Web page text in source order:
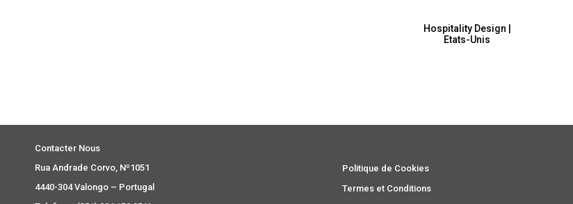
Hospitality Design |
Etats-Unis
Contacter Nous
Rua Andrade Corvo, Nº1051
4440-304 Valongo – Portugal
Politique de Cookies
Termes et Conditions